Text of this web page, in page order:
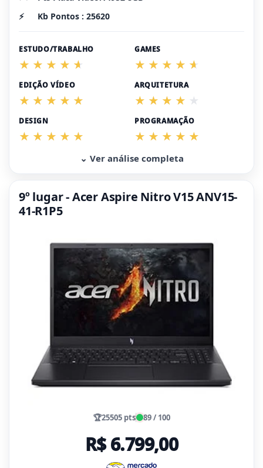
⚡
Kb Pontos : 25620
ESTUDO/TRABALHO GAMES
EDIÇÃO VÍDEO ARQUITETURA
DESIGN PROGRAMAÇÃO
⌄ Ver análise completa
9º lugar - Acer Aspire Nitro V15 ANV15-
41-R1P5
🏆25505 pts 89 / 100
R$ 6.799,00